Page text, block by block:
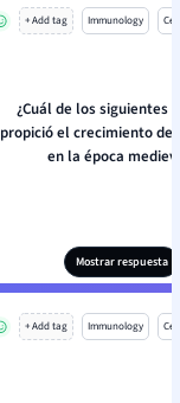
+ Add tag Immunology
¿Cuál de los siguientes
propició el crecimiento de
en la época
Mostrar respuesta
+ Add tag Immunology